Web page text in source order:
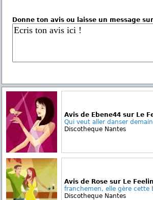
Donne ton avis ou laisse un message
Avis de Ebene44 sur Le
Qui veut aller danser
Discotheque Nantes
Avis de Rose sur Le
franchemen, elle gère cette
Discotheque Nantes